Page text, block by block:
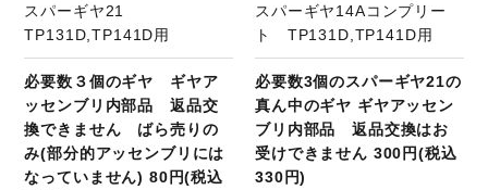
スパーギヤ21
TP131D,TP141D用
必要数３個のギヤ ギヤア
ッセンブリ内部品 返品交
換できません ばら売りの
み(部分的アッセンブリには
なっていません) 80円(税込
スパーギヤ14Aコンプリー
ト TP131D,TP141D用
必要数3個のスパーギヤ21の
真ん中のギヤ ギヤアッセン
ブリ内部品 返品交換はお
受けできません 300円(税込
330円)